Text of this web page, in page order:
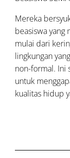
Mereka
beasiswa yang
mulai dari
lingkungan
non-formal. Ini
untuk
kualitas hidup